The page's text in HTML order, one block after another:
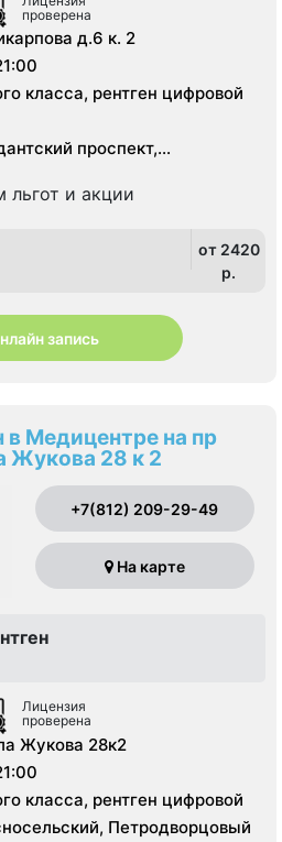
проверена
д.6 к. 2
класса, рентген цифровой
проспект,
льгот и акции
от 2420
p.
запись
в Медицентре на пр
Жукова 28 к 2
+7(812) 209-29-49
На карте
Лицензия
проверена
Жукова 28к2
класса, рентген цифровой
Петродворцовый